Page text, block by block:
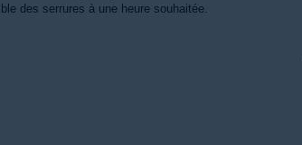
des serrures à une heure souhaitée.